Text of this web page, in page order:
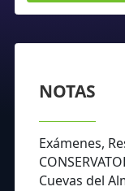
NOTAS
Exámenes,
Cuevas del